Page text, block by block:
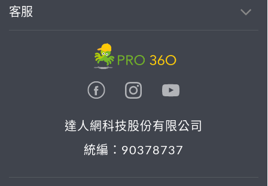
客服
達人網科技股份有限公司
統編：90378737